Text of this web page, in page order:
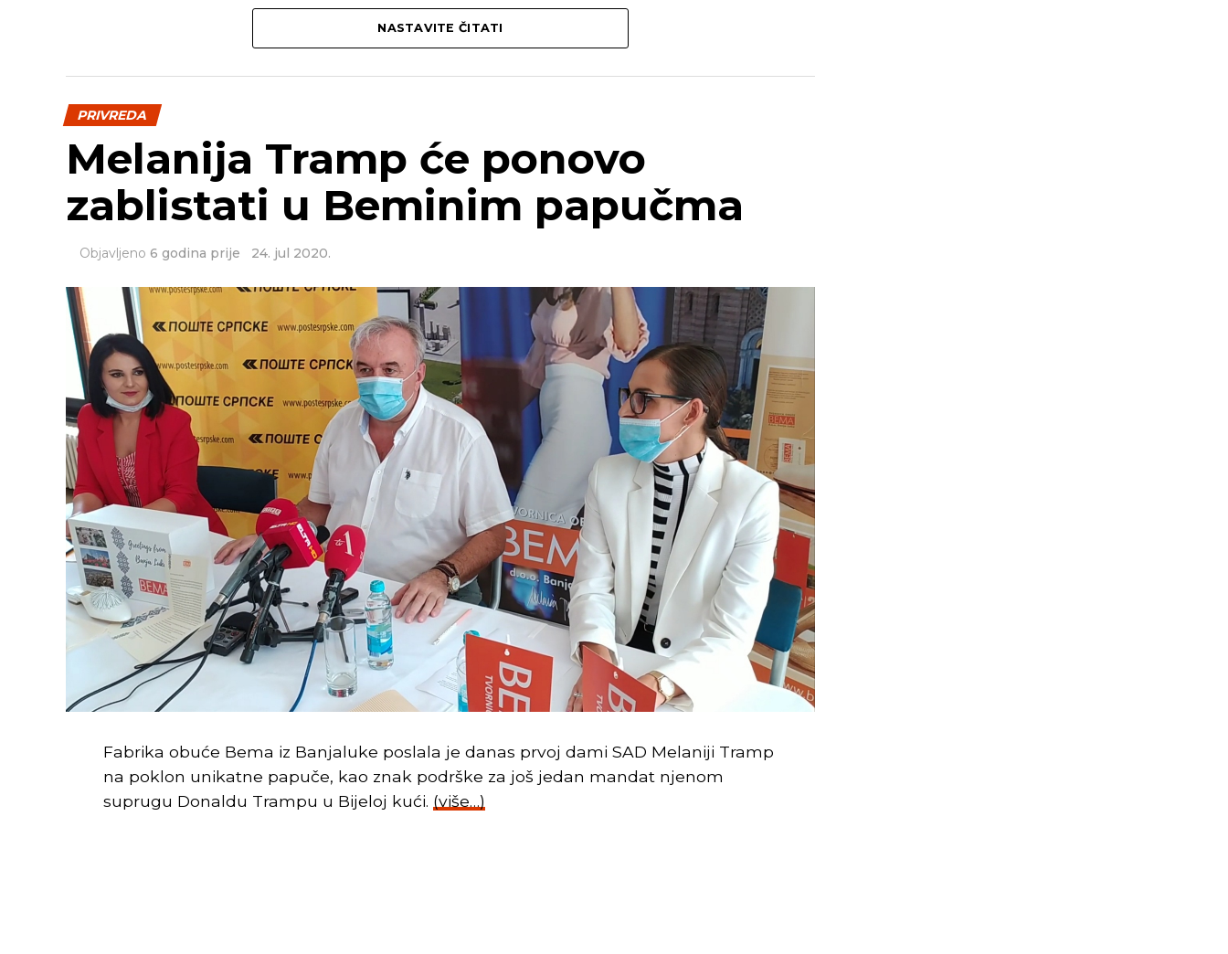
NASTAVITE ČITATI
PRIVREDA
Melanija Tramp će ponovo
zablistati u Beminim papučma
Objavljeno 6 godina prije 24. jul 2020.
Fabrika obuće Bema iz Banjaluke poslala je danas prvoj dami SAD Melaniji Tramp
na poklon unikatne papuče, kao znak podrške za još jedan mandat njenom
suprugu Donaldu Trampu u Bijeloj kući. (više…)